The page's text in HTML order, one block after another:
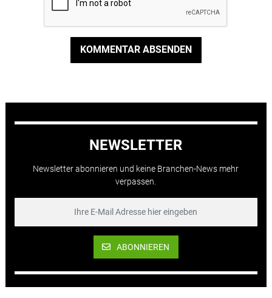
KOMMENTAR ABSENDEN
NEWSLETTER
Newsletter abonnieren und keine Branchen-News mehr
verpassen.
ABONNIEREN